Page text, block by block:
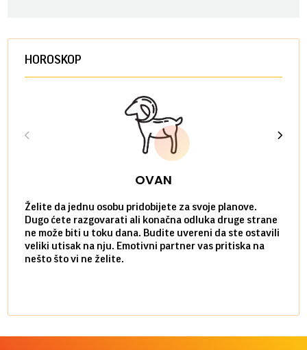
HOROSKOP
OVAN
Želite da jednu osobu pridobijete za svoje planove.
Dugo ćete razgovarati ali konačna odluka druge strane
ne može biti u toku dana. Budite uvereni da ste ostavili
veliki utisak na nju. Emotivni partner vas pritiska na
nešto što vi ne želite.